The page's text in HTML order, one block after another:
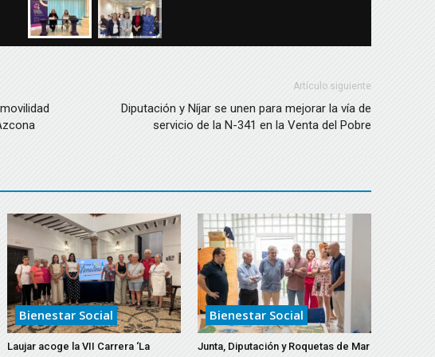
Artículo siguiente
Diputación y Níjar se unen para mejorar la vía de
servicio de la N-341 en la Venta del Pobre
Bienestar Social
Laujar acoge la VII Carrera ‘La
Bienestar Social
Junta, Diputación y Roquetas de Mar